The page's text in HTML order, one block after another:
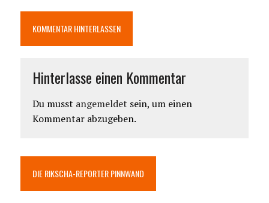
KOMMENTAR HINTERLASSEN
Hinterlasse einen Kommentar
Du musst angemeldet sein, um einen
Kommentar abzugeben.
DIE RIKSCHA-REPORTER PINNWAND